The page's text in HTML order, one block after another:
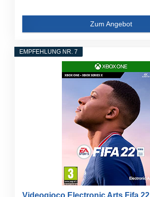
Zum Angebot
EMPFEHLUNG NR. 7
Videogioco Electronic Arts Fifa 22